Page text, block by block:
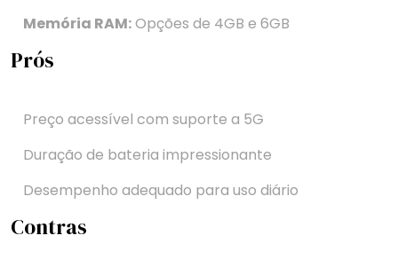
Memória RAM:Opções de 4GB e 6GB
Prós
Preço acessível com suporte a 5G
Duração de bateria impressionante
Desempenho adequado para uso diário
Contras